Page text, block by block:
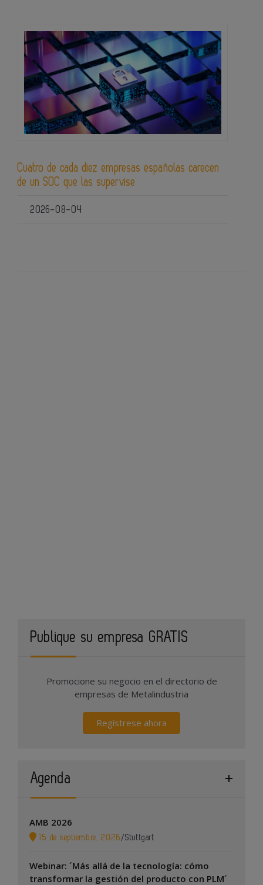
Cuatro de cada diez empresas españolas carecen
de un SOC que las supervise
2026-08-04
Publique su empresa GRATIS
Promocione su negocio en el directorio de
empresas de Metalindustria
Regístrese ahora
Agenda
AMB 2026
15 de septiembre, 2026 /Stuttgart
Webinar: ´Más allá de la tecnología: cómo
transformar la gestión del producto con PLM´